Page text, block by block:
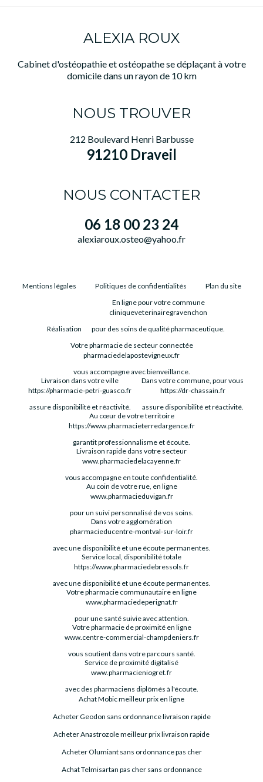
ALEXIA ROUX
Cabinet d'ostéopathie et ostéopathe se déplaçant à votre
domicile dans un rayon de 10 km
NOUS TROUVER
212 Boulevard Henri Barbusse
91210 Draveil
NOUS CONTACTER
06 18 00 23 24
alexiaroux.osteo@yahoo.fr
Mentions légales Politiques de confidentialités Plan du site
Réalisation
En ligne pour votre commune
cliniqueveterinairegravenchon
pour des soins de qualité pharmaceutique.
Votre pharmacie de secteur connectée
pharmaciedelapostevigneux.fr
vous accompagne avec bienveillance.
Livraison dans votre ville
https://pharmacie-petri-guasco.fr
assure disponibilité et réactivité.
Dans votre commune, pour vous
https://dr-chassain.fr
assure disponibilité et réactivité.
Au cœur de votre territoire
https://www.pharmacieterredargence.fr
garantit professionnalisme et écoute.
Livraison rapide dans votre secteur
www.pharmaciedelacayenne.fr
vous accompagne en toute confidentialité.
Au coin de votre rue, en ligne
www.pharmacieduvigan.fr
pour un suivi personnalisé de vos soins.
Dans votre agglomération
pharmacieducentre-montval-sur-loir.fr
avec une disponibilité et une écoute permanentes.
Service local, disponibilité totale
https://www.pharmaciedebressols.fr
avec une disponibilité et une écoute permanentes.
Votre pharmacie communautaire en ligne
www.pharmaciedeperignat.fr
pour une santé suivie avec attention.
Votre pharmacie de proximité en ligne
www.centre-commercial-champdeniers.fr
vous soutient dans votre parcours santé.
Service de proximité digitalisé
www.pharmacieniogret.fr
avec des pharmaciens diplômés à l'écoute.
Achat Mobic meilleur prix en ligne
Acheter Geodon sans ordonnance livraison rapide
Acheter Anastrozole meilleur prix livraison rapide
Acheter Olumiant sans ordonnance pas cher
Achat Telmisartan pas cher sans ordonnance